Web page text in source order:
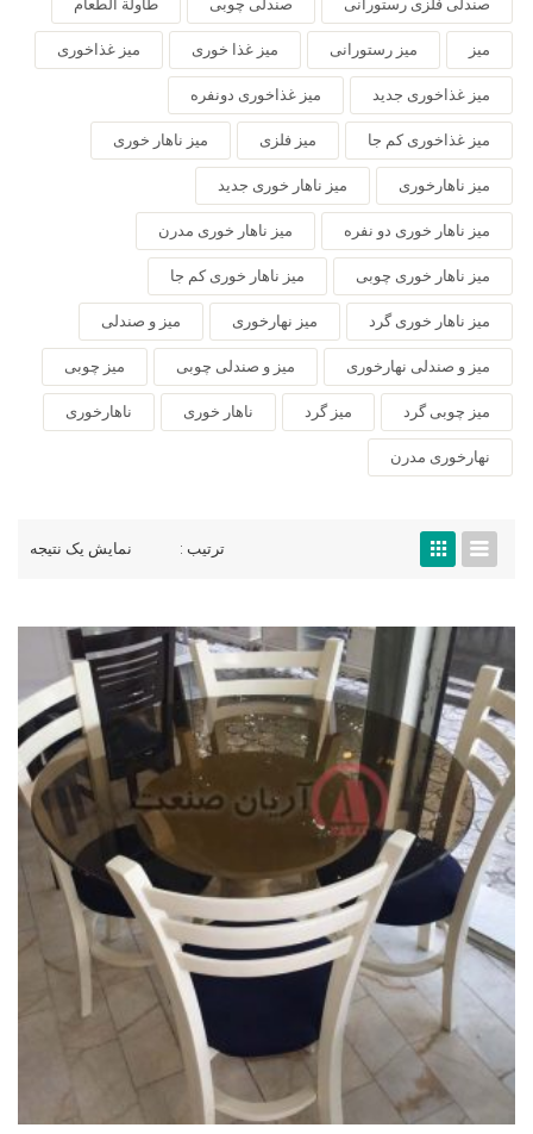
صندلی فلزی رستورانی صندلی چوبی طاولة الطعام
میز میز رستورانی میز غذا خوری میز غذاخوری
میز غذاخوری جدید میز غذاخوری دونفره
میز غذاخوری کم جا میز فلزی میز ناهار خوری
میز ناهارخوری میز ناهار خوری جدید
میز ناهار خوری دو نفره میز ناهار خوری مدرن
میز ناهار خوری چوبی میز ناهار خوری کم جا
میز ناهار خوری گرد میز نهارخوری میز و صندلی
میز و صندلی نهارخوری میز و صندلی چوبی میز چوبی
میز چوبی گرد میز گرد ناهار خوری ناهارخوری
نهارخوری مدرن
نمایش یک نتیجه ترتیب :